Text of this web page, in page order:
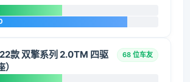
款 双擎系列 2.0TM 四驱
68 位车友